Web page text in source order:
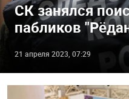
СК занялся
пабликов
21 апреля 2023, 07:29